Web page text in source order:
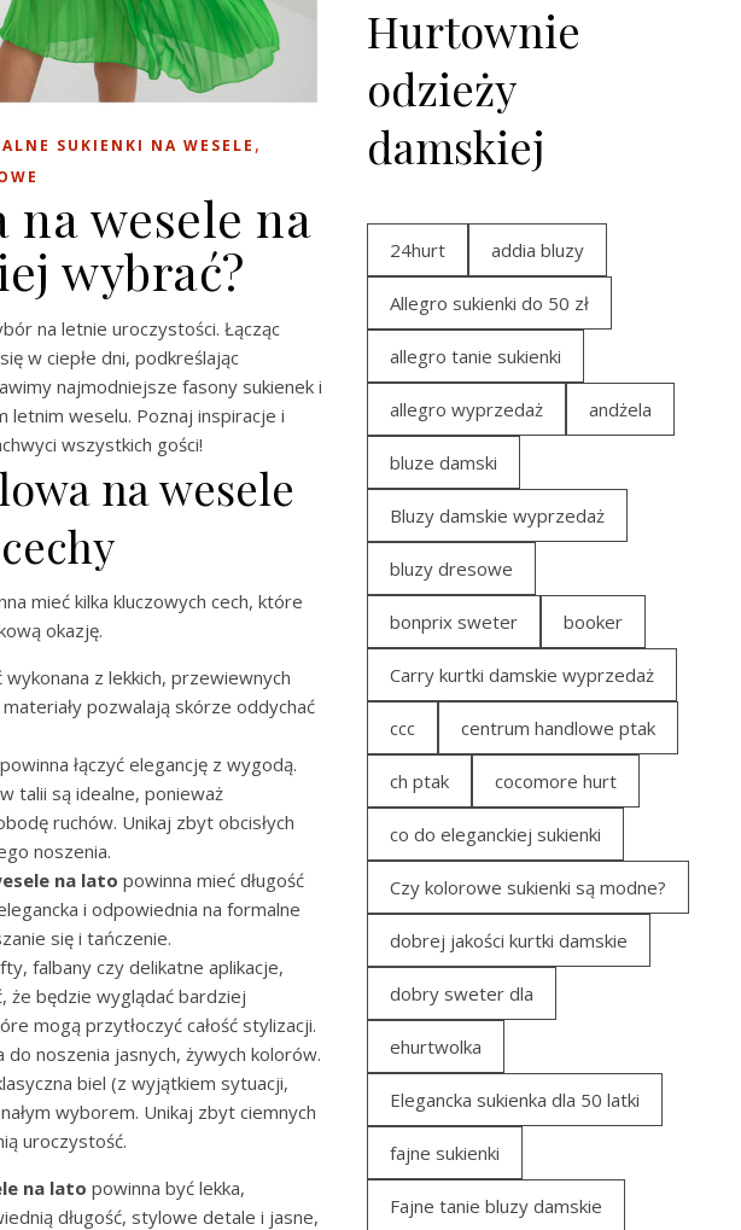
SUKIENKI NA WESELE ,
wesele na
wybrać?
na letnie uroczystości. Łącząc
w ciepłe dni, podkreślając
najmodniejsze fasony sukienek i
letnim weselu. Poznaj inspiracje i
wszystkich gości!
na wesele
mieć kilka kluczowych cech, które
okazję.
wykonana z lekkich, przewiewnych
pozwalają skórze oddychać
łączyć elegancję z wygodą.
talii są idealne, ponieważ
ruchów. Unikaj zbyt obcisłych
noszenia.
na lato powinna mieć długość
i odpowiednia na formalne
się i tańczenie.
falbany czy delikatne aplikacje,
że będzie wyglądać bardziej
mogą przytłoczyć całość stylizacji.
noszenia jasnych, żywych kolorów.
biel (z wyjątkiem sytuacji,
wyborem. Unikaj zbyt ciemnych
uroczystość.
na lato powinna być lekka,
długość, stylowe detale i jasne,
Hurtownie
odzieży
damskiej
24hurt addia bluzy
Allegro sukienki do 50 zł
allegro tanie sukienki
allegro wyprzedaż andżela
bluze damski
Bluzy damskie wyprzedaż
bluzy dresowe
bonprix sweter booker
Carry kurtki damskie wyprzedaż
ccc centrum handlowe ptak
ch ptak cocomore hurt
co do eleganckiej sukienki
Czy kolorowe sukienki są modne?
dobrej jakości kurtki damskie
dobry sweter dla
ehurtwolka
Elegancka sukienka dla 50 latki
fajne sukienki
Fajne tanie bluzy damskie